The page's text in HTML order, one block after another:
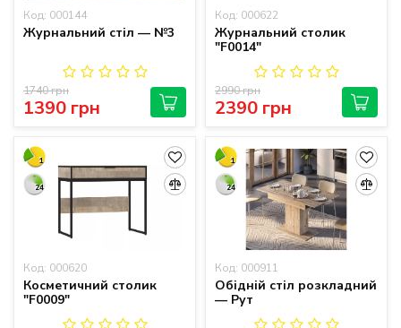
Код: 000144
Журнальний стіл — №3
1390 грн
1740 грн
Код: 000622
Журнальний столик
"F0014"
2390 грн
2990 грн
1
24
Код: 000620
Косметичний столик
"F0009"
1
24
Код: 000911
Обідній стіл розкладний
— Рут